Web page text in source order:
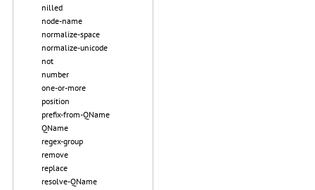
nilled
node-name
normalize-space
normalize-unicode
not
number
one-or-more
position
prefix-from-QName
QName
regex-group
remove
replace
resolve-QName